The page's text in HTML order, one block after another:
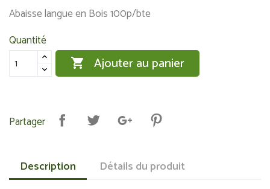
Abaisse langue en Bois 100p/bte
Quantité
 Ajouter au panier
Partager
Description Détails du produit